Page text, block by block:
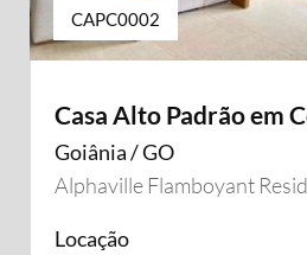
CAPC0002
Casa Alto Padrão em
Goiânia / GO
Alphaville Flamboyant
Locação